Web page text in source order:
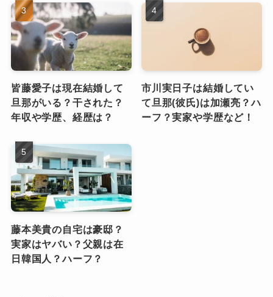
皆藤愛子は現在結婚して
旦那がいる？干された？
年収や学歴、経歴は？
市川実日子は結婚してい
て旦那(彼氏)は加瀬亮？ハ
ーフ？実家や学歴など！
藤本美貴の自宅は豪邸？
実家はヤバい？父親は在
日韓国人？ハーフ？